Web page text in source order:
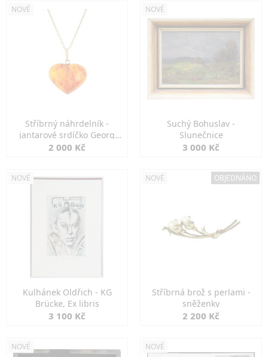
NOVÉ
Stříbrný náhrdelník -
jantarové srdíčko Georg
Kramer
2 000 Kč
NOVÉ
Suchý Bohuslav -
Slunečnice
3 000 Kč
NOVÉ
Kulhánek Oldřich - KG
Brücke, Ex libris
3 100 Kč
NOVÉ OBJEDNÁNO
Stříbrná brož s perlami -
sněženky
2 200 Kč
NOVÉ NOVÉ